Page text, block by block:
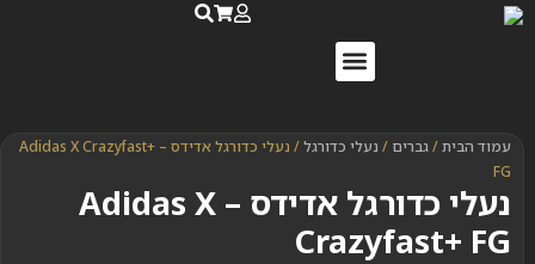
עמוד הבית/גברים / נעלי כדורגל
/ נעלי כדורגל אדידס – Adidas X Crazyfast+
FG
נעלי כדורגל אדידס – Adidas X
Crazyfast+ FG